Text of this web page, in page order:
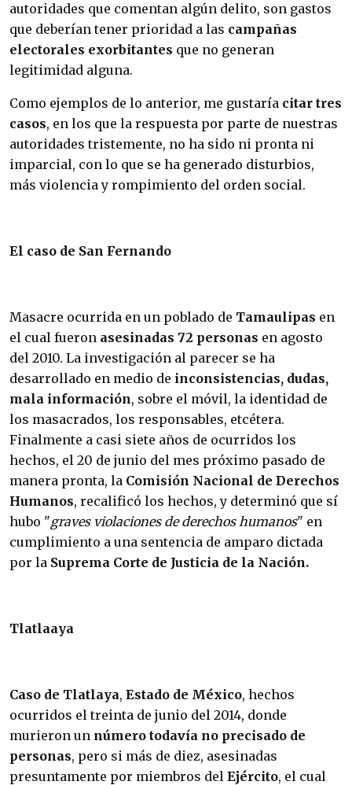
autoridades que comentan algún delito, son gastos
que deberían tener prioridad a las campañas
electorales exorbitantes que no generan
legitimidad alguna.
Como ejemplos de lo anterior, me gustaría citar tres
casos, en los que la respuesta por parte de nuestras
autoridades tristemente, no ha sido ni pronta ni
imparcial, con lo que se ha generado disturbios,
más violencia y rompimiento del orden social.
El caso de San Fernando
Masacre ocurrida en un poblado de Tamaulipas en
el cual fueron asesinadas 72 personas en agosto
del 2010. La investigación al parecer se ha
desarrollado en medio de inconsistencias, dudas,
mala información, sobre el móvil, la identidad de
los masacrados, los responsables, etcétera.
Finalmente a casi siete años de ocurridos los
hechos, el 20 de junio del mes próximo pasado de
manera pronta, la Comisión Nacional de Derechos
Humanos, recalificó los hechos, y determinó que sí
hubo "graves violaciones de derechos humanos" en
cumplimiento a una sentencia de amparo dictada
por la Suprema Corte de Justicia de la Nación.
Tlatlaaya
Caso de Tlatlaya, Estado de México, hechos
ocurridos el treinta de junio del 2014, donde
murieron un número todavía no precisado de
personas, pero si más de diez, asesinadas
presuntamente por miembros del Ejército, el cual